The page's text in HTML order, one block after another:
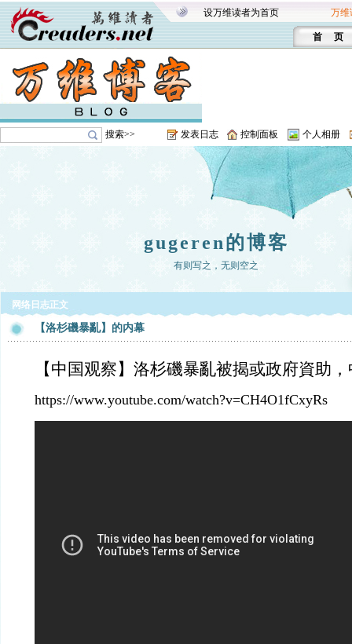
设万维读者为首页 万维
首 页
搜索>> 发表日志 控制面板 个人相册
gugeren的博客
有则写之，无则空之
网络日志正文
【洛杉磯暴亂】的内幕
【中国观察】洛杉磯暴亂被揭或政府資助
https://www.youtube.com/watch?v=CH4O1fCxyRs